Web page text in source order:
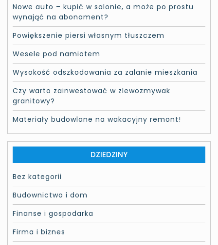
Nowe auto – kupić w salonie, a może po prostu
wynająć na abonament?
Powiększenie piersi własnym tłuszczem
Wesele pod namiotem
Wysokość odszkodowania za zalanie mieszkania
Czy warto zainwestować w zlewozmywak
granitowy?
Materiały budowlane na wakacyjny remont!
DZIEDZINY
Bez kategorii
Budownictwo i dom
Finanse i gospodarka
Firma i biznes